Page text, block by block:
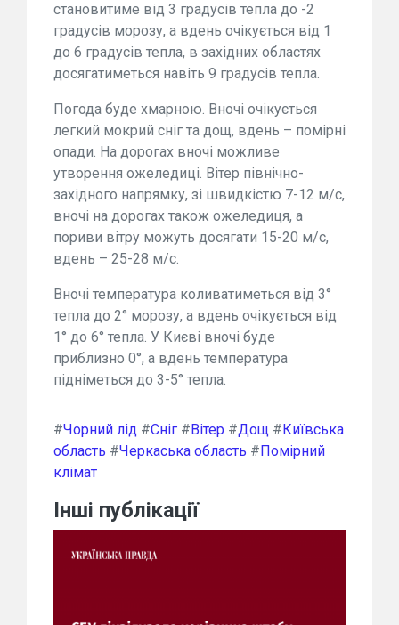
становитиме від 3 градусів тепла до -2
градусів морозу, а вдень очікується від 1
до 6 градусів тепла, в західних областях
досягатиметься навіть 9 градусів тепла.
Погода буде хмарною. Вночі очікується
легкий мокрий сніг та дощ, вдень – помірні
опади. На дорогах вночі можливе
утворення ожеледиці. Вітер північно-
західного напрямку, зі швидкістю 7-12 м/с,
вночі на дорогах також ожеледиця, а
пориви вітру можуть досягати 15-20 м/с,
вдень – 25-28 м/с.
Вночі температура коливатиметься від 3°
тепла до 2° морозу, а вдень очікується від
1° до 6° тепла. У Києві вночі буде
приблизно 0°, а вдень температура
підніметься до 3-5° тепла.
#Чорний лід #Сніг #Вітер #Дощ #Київська
область #Черкаська область #Помірний
клімат
Інші публікації